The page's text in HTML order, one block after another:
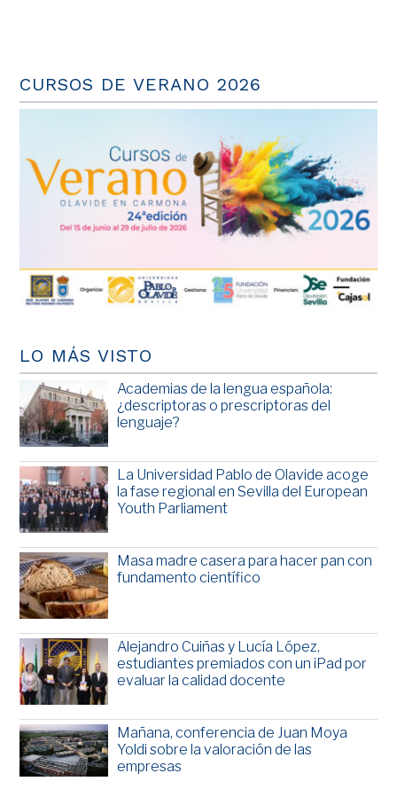
CURSOS DE VERANO 2026
LO MÁS VISTO
Academias de la lengua española:
¿descriptoras o prescriptoras del
lenguaje?
La Universidad Pablo de Olavide acoge
la fase regional en Sevilla del European
Youth Parliament
Masa madre casera para hacer pan con
fundamento científico
Alejandro Cuiñas y Lucía López,
estudiantes premiados con un iPad por
evaluar la calidad docente
Mañana, conferencia de Juan Moya
Yoldi sobre la valoración de las
empresas